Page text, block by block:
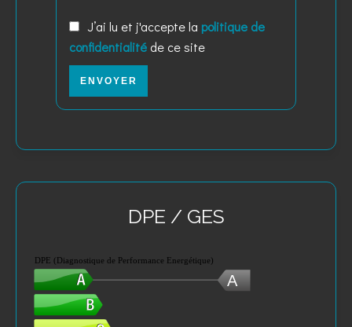
J’ai lu et j'accepte la politique de
confidentialité de ce site
ENVOYER
DPE / GES
A
DPE (Diagnostique de Performance Energétique)